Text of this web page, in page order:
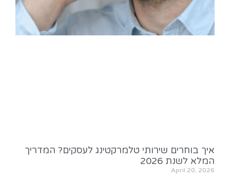
איך בוחרים שירותי טלמרקטינג לעסקים? המדריך
המלא לשנת 2026
April 20, 2026